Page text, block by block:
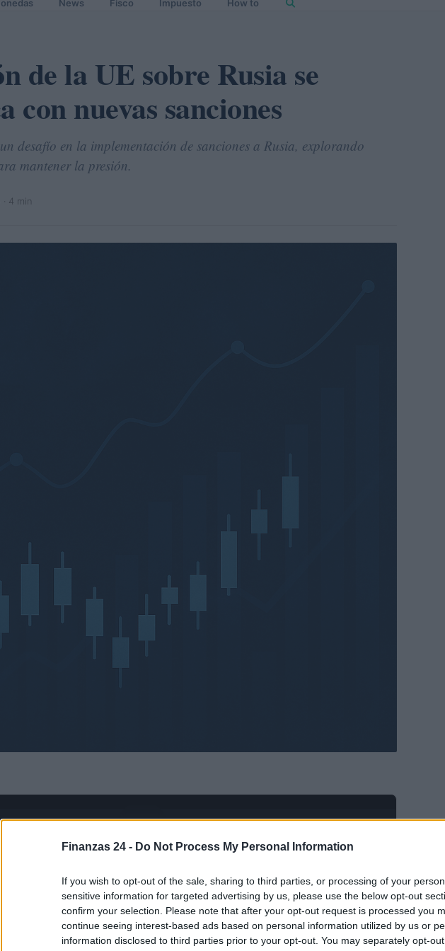
Finanzas 24 - Do Not Process My Personal Information
If you wish to opt-out of the sale, sharing to third parties, or processing of your
sensitive information for targeted advertising by us, please use the below opt-out
confirm your selection. Please note that after your opt-out request is processed you
continue seeing interest-based ads based on personal information utilized by us or
information disclosed to third parties prior to your opt-out. You may separately opt-
News Fisco Impuesto How to
de la UE sobre Rusia se
con nuevas sanciones
desafío en la implementación de sanciones a Rusia, explorando
mantener la presión.
· 4 min